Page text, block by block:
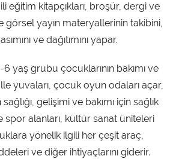
eğitim kitapçıkları, broşür, dergi ve
görsel yayın materyallerinin takibini,
ve dağıtımını yapar.
6 yaş grubu çocuklarının bakımı ve
yuvaları, çocuk oyun odaları açar,
gelişimi ve bakımı için sağlık
spor alanları, kültür sanat üniteleri
yönelik ilgili her çeşit araç,
ve diğer ihtiyaçlarını giderir.